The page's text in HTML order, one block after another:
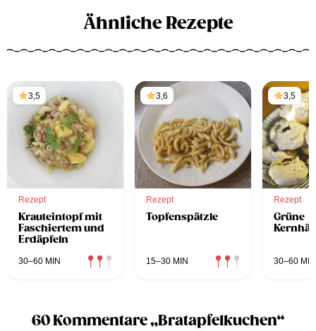
Ähnliche Rezepte
3,5
Rezept
Krauteintopf mit
Faschiertem und
Erdäpfeln
30–60 MIN
3,6
Rezept
Topfenspätzle
15–30 MIN
3,5
Rezept
Grüne
30–60 MIN
60 Kommentare „Bratapfelkuchen“